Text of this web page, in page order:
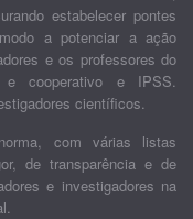
estabelecer pontes
a potenciar a ação
e os professores do
cooperativo e IPSS.
científicos.
com várias listas
de transparência e de
e investigadores na